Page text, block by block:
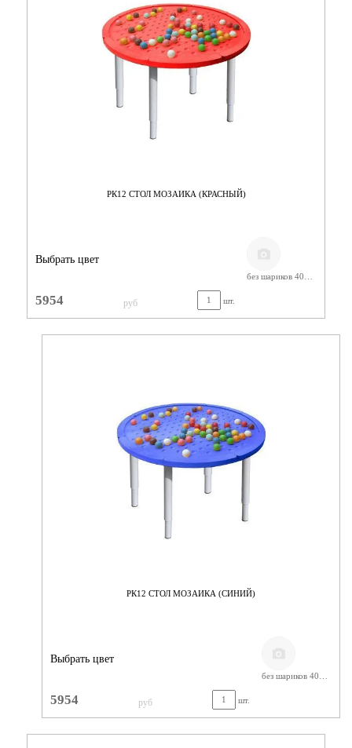
РК12 СТОЛ МОЗАИКА (КРАСНЫЙ)
Выбрать цвет
5954 руб шт.
РК12 СТОЛ МОЗАИКА (СИНИЙ)
Выбрать цвет
5954 руб шт.